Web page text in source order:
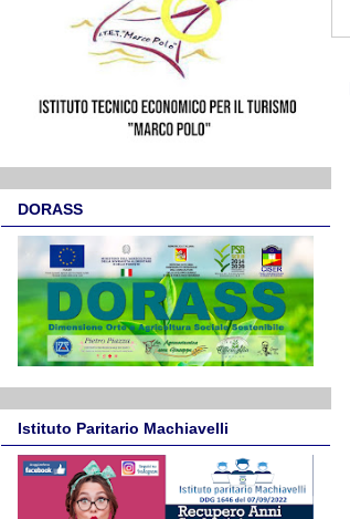
DORASS
Istituto Paritario Machiavelli